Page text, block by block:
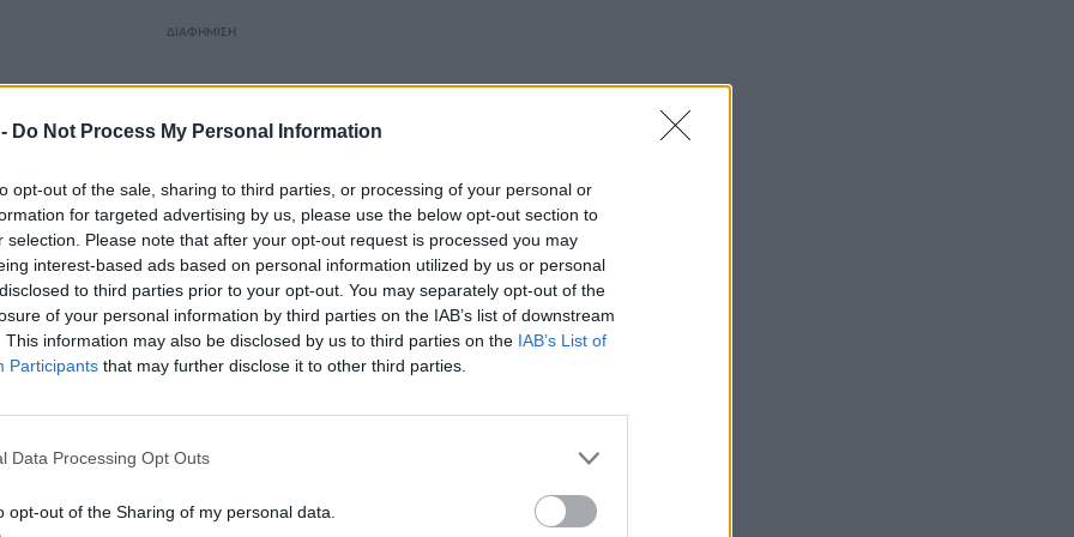
Do Not Process My Personal Information
opt-out of the sale, sharing to third parties, or processing of your personal or
for targeted advertising by us, please use the below opt-out section to
selection. Please note that after your opt-out request is processed you may
interest-based ads based on personal information utilized by us or personal
to third parties prior to your opt-out. You may separately opt-out of the
of your personal information by third parties on the IAB’s list of downstream
This information may also be disclosed by us to third parties on the IAB’s List of
Participants that may further disclose it to other third parties.
Data Processing Opt Outs
opt-out of the Sharing of my personal data.
ΔΙΑΦΗΜΙΣΗ
της Μ. Ασίας. Την 1 Ιουνίου 1921 αποβιβάστηκε στη
αρχές Ιουλίου συμμετείχε στην Ελληνική προέλαση προς
στην περιοχή του Σαγγάριου.